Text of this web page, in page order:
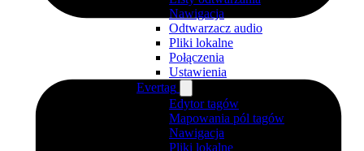
Nawigacja
Odtwarzacz audio
Pliki lokalne
Połączenia
Ustawienia
Evertag
Edytor tagów
Mapowania pól tagów
Nawigacja
Pliki lokalne